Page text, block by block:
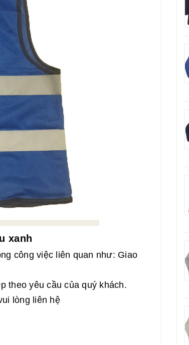
xanh
công việc liên quan như: Giao
theo yêu cầu của quý khách.
lòng liên hệ